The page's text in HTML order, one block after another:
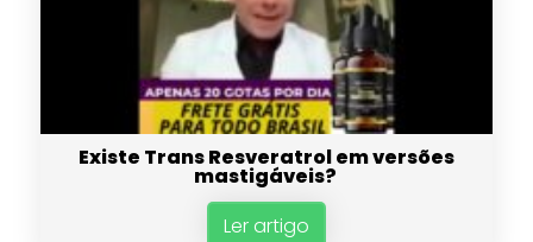
Existe Trans Resveratrol em versões
mastigáveis?
Ler artigo